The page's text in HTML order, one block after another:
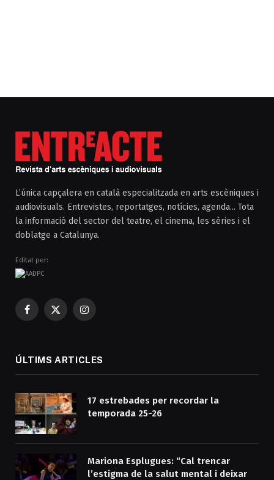
L’única capçalera en català especialitzada en arts escèniques i
audiovisuals. Entrevistes, reportatges, notícies, agenda... Tota
la informació del sector del teatre, el cinema, les sèries i el
doblatge a Catalunya.
Editat per:
Facebook
X
Instagram
ÚLTIMS ARTICLES
17 estrebades per recordar la
temporada 25-26
Mariona Esplugues: “Cal trencar
l’estigma de la salut mental i deixar